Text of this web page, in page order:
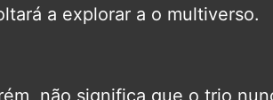
a explorar a o multiverso.
não significa que o trio